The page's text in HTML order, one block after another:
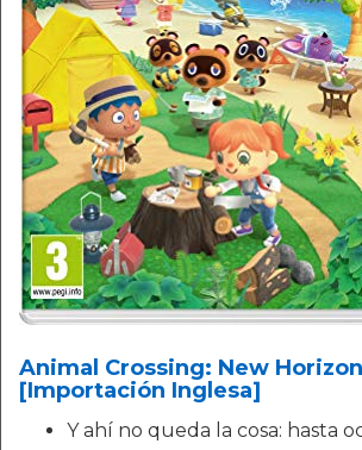
Animal Crossing: New
[Importación Inglesa]
Y ahí no queda la cosa: hasta